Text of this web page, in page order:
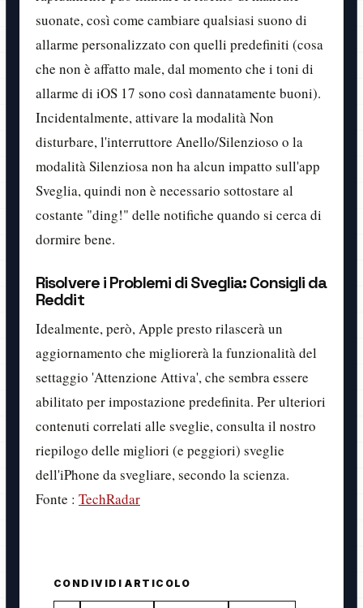
suonate, così come cambiare qualsiasi suono di
allarme personalizzato con quelli predefiniti (cosa
che non è affatto male, dal momento che i toni di
allarme di iOS 17 sono così dannatamente buoni).
Incidentalmente, attivare la modalità Non
disturbare, l'interruttore Anello/Silenzioso o la
modalità Silenziosa non ha alcun impatto sull'app
Sveglia, quindi non è necessario sottostare al
costante "ding!" delle notifiche quando si cerca di
dormire bene.
Risolvere i Problemi di Sveglia: Consigli da
Reddit
Idealmente, però, Apple presto rilascerà un
aggiornamento che migliorerà la funzionalità del
settaggio 'Attenzione Attiva', che sembra essere
abilitato per impostazione predefinita. Per ulteriori
contenuti correlati alle sveglie, consulta il nostro
riepilogo delle migliori (e peggiori) sveglie
dell'iPhone da svegliare, secondo la scienza.
Fonte : TechRadar
CONDIVIDI ARTICOLO